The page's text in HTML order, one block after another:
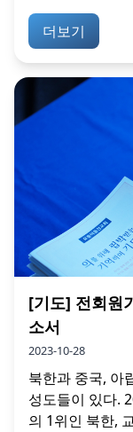
더보기
[기도] 전회원
소서
2023-10-28
북한과 중국, 아
성도들이 있다.
의 1위인 북한,